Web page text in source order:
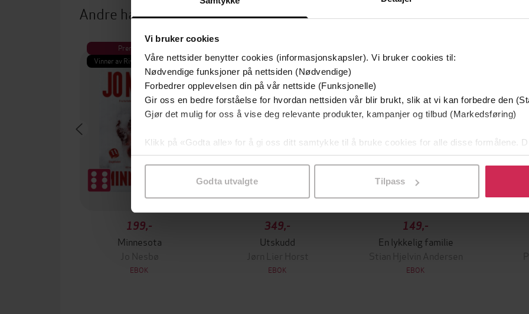
Vi bruker cookies
Våre nettsider benytter cookies (informasjonskapsler). Vi bruker cookies til:
Nødvendige funksjoner på nettsiden (Nødvendige)
Forbedrer opplevelsen din på vår nettside (Funksjonelle)
Gir oss en bedre forståelse for hvordan nettsiden vår blir brukt, slik at vi kan forbedre den
Gjør det mulig for oss å vise deg relevante produkter, kampanjer og tilbud (Markedsføring)
Klikk på «Godta alle» for å gi oss ditt samtykke til å bruke cookies for alle disse formålene.
samtykke til spesifikke formål ved å klikke på «Tilpass». Du kan når som helst trekke
Godta utvalgte Tilpass
Andre har også kjøpt
Premium
Vinner av Rivertonprisen
199,-
Minnesota
Jo Nesbø
EBOK
Første gang på tilbud
349,-
Utskudd
Jørn Lier Horst
EBOK
149,-
En lykkelig familie
Stian Hjelvin Andersen
EBOK